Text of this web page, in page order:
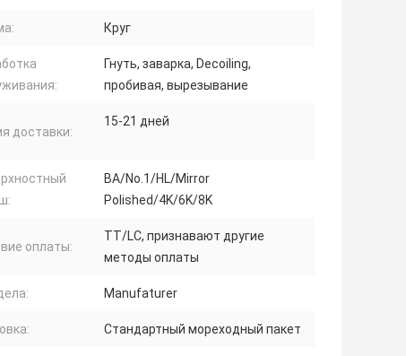
Круг
Гнуть, заварка, Decoiling,
пробивая, вырезывание
доставки:
15-21 дней
BA/No.1/HL/Mirror
Polished/4K/6K/8K
оплаты:
TT/LC, признавают другие
методы оплаты
Manufaturer
Стандартный мореходный пакет